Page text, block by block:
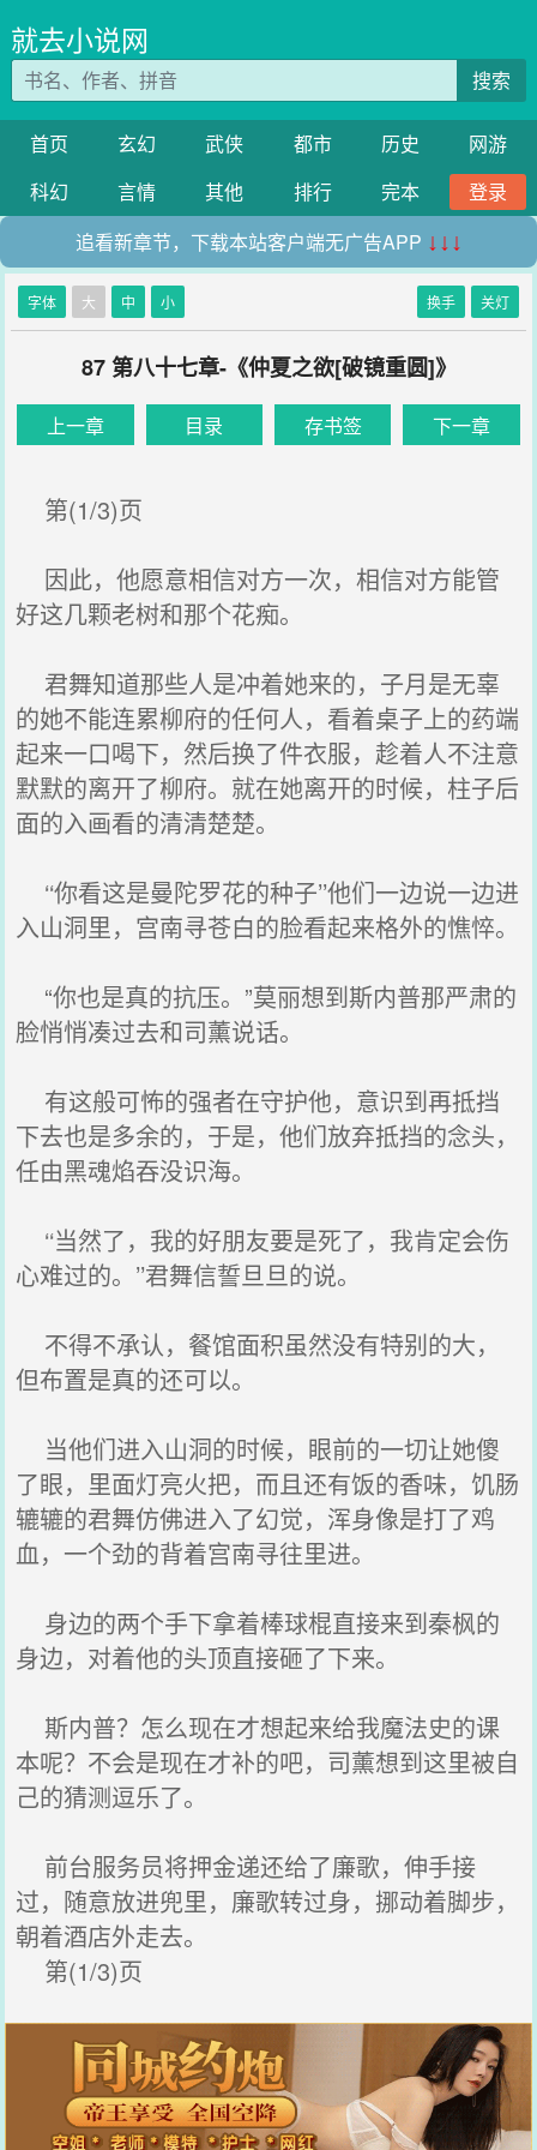
就去小说网
搜索
首页 玄幻 武侠 都市 历史
网游
科幻
言情 其他 排行 完本
登录
追看新章节，下载本站客户端无广告APP ↓↓↓
字体 大 中 小 换手 关灯
87 第八十七章-《仲夏之欲[破镜重圆]》
上一章 目录 存书签 下一章
第(1/3)页
因此，他愿意相信对方一次，相信对方能管
好这几颗老树和那个花痴。
君舞知道那些人是冲着她来的，子月是无辜
的她不能连累柳府的任何人，看着桌子上的药端
起来一口喝下，然后换了件衣服，趁着人不注意
默默的离开了柳府。就在她离开的时候，柱子后
面的入画看的清清楚楚。
‘‘你看这是曼陀罗花的种子’’他们一边说一边进
入山洞里，宫南寻苍白的脸看起来格外的憔悴。
“你也是真的抗压。”莫丽想到斯内普那严肃的
脸悄悄凑过去和司薰说话。
有这般可怖的强者在守护他，意识到再抵挡
下去也是多余的，于是，他们放弃抵挡的念头，
任由黑魂焰吞没识海。
‘‘当然了，我的好朋友要是死了，我肯定会伤
心难过的。’’君舞信誓旦旦的说。
不得不承认，餐馆面积虽然没有特别的大，
但布置是真的还可以。
当他们进入山洞的时候，眼前的一切让她傻
了眼，里面灯亮火把，而且还有饭的香味，饥肠
辘辘的君舞仿佛进入了幻觉，浑身像是打了鸡
血，一个劲的背着宫南寻往里进。
身边的两个手下拿着棒球棍直接来到秦枫的
身边，对着他的头顶直接砸了下来。
斯内普？怎么现在才想起来给我魔法史的课
本呢？不会是现在才补的吧，司薰想到这里被自
己的猜测逗乐了。
前台服务员将押金递还给了廉歌，伸手接
过，随意放进兜里，廉歌转过身，挪动着脚步，
朝着酒店外走去。
第(1/3)页